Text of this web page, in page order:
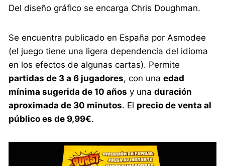
Del diseño gráfico se encarga Chris Doughman.
Se encuentra publicado en España por Asmodee
(el juego tiene una ligera dependencia del idioma
en los efectos de algunas cartas). Permite
partidas de 3 a 6 jugadores, con unaedad
mínima sugerida de 10 años y unaduración
aproximada de 30 minutos. El precio de venta al
público es de 9,99€.